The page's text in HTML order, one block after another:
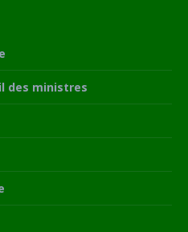
des ministres